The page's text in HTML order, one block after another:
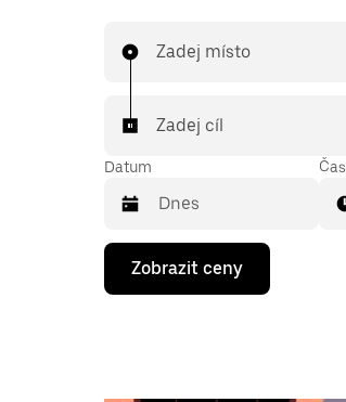
Zadej místo
Zadej cíl
Datum
Stisknutím
klávesy
se
Čas
Zobrazit ceny